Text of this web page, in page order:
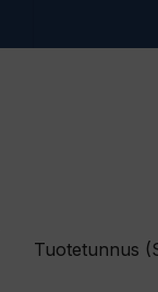
Tuotetunnus